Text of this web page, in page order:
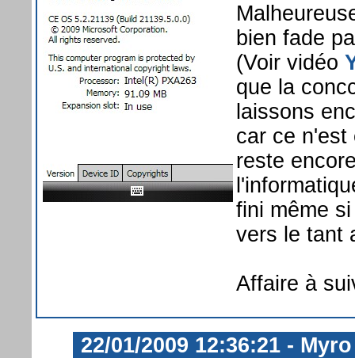
bien fade
(Voir vidéo
que la
laissons
car ce n'est
reste
fini même
vers le tant
Affaire à
22/01/2009 12:36:21 - Myro